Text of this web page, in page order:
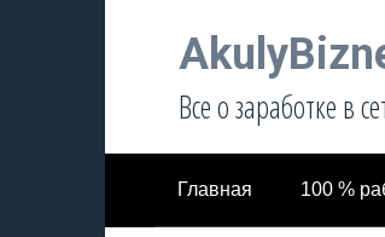
Все о заработке в
Главная 100 %